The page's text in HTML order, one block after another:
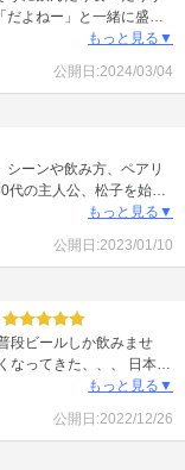
だよねー」と一緒に盛り
もっと見る▼
公開日:2024/03/04
ーンや飲み方、ペアリ
代の主人公、松子を始め
中心のため、仕事漫画と
きになってしまいま
もっと見る▼
公開日:2023/01/10
なってきた、、、 日本酒
る松子さん 尊敬します
わたしは酒豪といじら
もっと見る▼
公開日:2022/12/26